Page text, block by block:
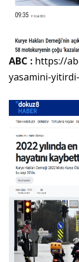
ABC : https://
yasamini-